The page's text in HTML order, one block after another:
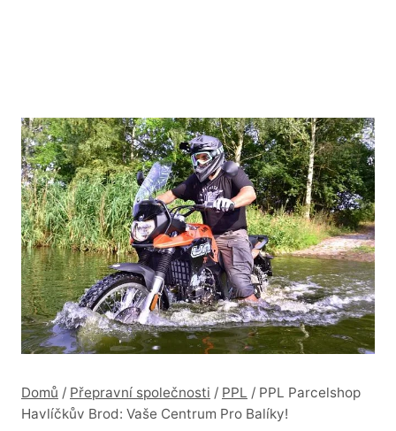
Domů / Přepravní společnosti / PPL / PPL Parcelshop
Havlíčkův Brod: Vaše Centrum Pro Balíky!